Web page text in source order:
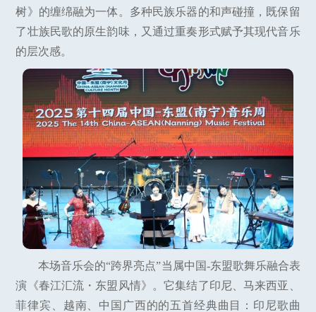
树》的缠绵融为一体。多种民族乐器的和声碰撞，既保留
了壮族民歌的原生韵味，又通过重奏形式赋予其现代音乐
的层次感。
本场音乐会的“跨界亮点”当属中国-东盟歌舞乐融合表
演《春江汇流・东盟风情》。它集结了印尼、马来西亚、
菲律宾、越南、中国广西的的五首经典曲目：印尼歌曲